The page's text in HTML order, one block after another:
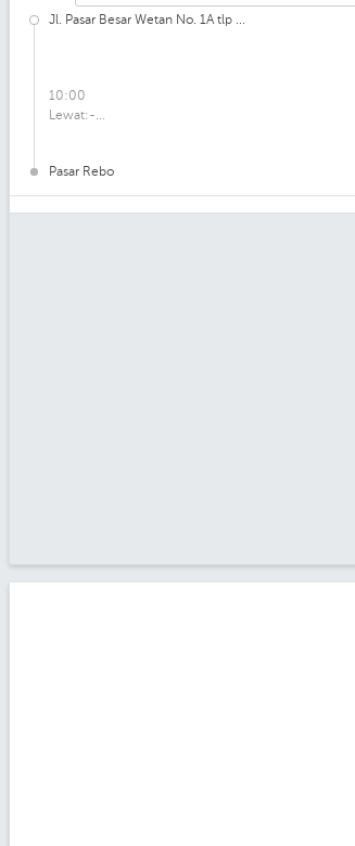
Jl. Pasar Besar Wetan No. 1A tlp ...
10:00
Lewat:-...
Pasar Rebo